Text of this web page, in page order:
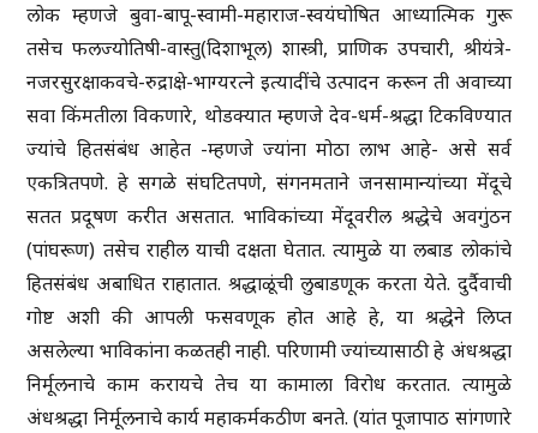
लोक म्हणजे बुवा-बापू-स्वामी-महाराज-स्वयंघोषित आध्यात्मिक गुरू
तसेच फलज्योतिषी-वास्तु(दिशाभूल) शास्त्री, प्राणिक उपचारी, श्रीयंत्रे-
नजरसुरक्षाकवचे-रुद्राक्षे-भाग्यरत्‍ने इत्यादींचे उत्पादन करून ती अवाच्या
सवा किंमतीला विकणारे, थोडक्यात म्हणजे देव-धर्म-श्रद्धा टिकविण्यात
ज्यांचे हितसंबंध आहेत -म्हणजे ज्यांना मोठा लाभ आहे- असे सर्व
एकत्रितपणे. हे सगळे संघटितपणे, संगनमताने जनसामान्यांच्या मेंदूचे
सतत प्रदूषण करीत असतात. भाविकांच्या मेंदूवरील श्रद्धेचे अवगुंठन
(पांघरूण) तसेच राहील याची दक्षता घेतात. त्यामुळे या लबाड लोकांचे
हितसंबंध अबाधित राहातात. श्रद्धाळूंची लुबाडणूक करता येते. दुर्दैवाची
गोष्ट अशी की आपली फसवणूक होत आहे हे, या श्रद्धेने लिप्त
असलेल्या भाविकांना कळतही नाही. परिणामी ज्यांच्यासाठी हे अंधश्रद्धा
निर्मूलनाचे काम करायचे तेच या कामाला विरोध करतात. त्यामुळे
अंधश्रद्धा निर्मूलनाचे कार्य महाकर्मकठीण बनते. (यांत पूजापाठ सांगणारे